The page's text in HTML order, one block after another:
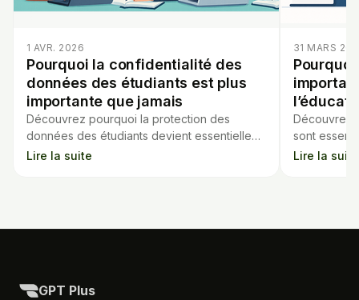
1 AVR. 2026
Pourquoi la confidentialité des
données des étudiants est plus
importante que jamais
Découvrez pourquoi la protection des
données des étudiants devient essentielle
face à la montée des outils d’IA dans les
Lire la suite
31 MARS
Découvrez
sont
outils d’IA
Lire la suite
GPT Plus